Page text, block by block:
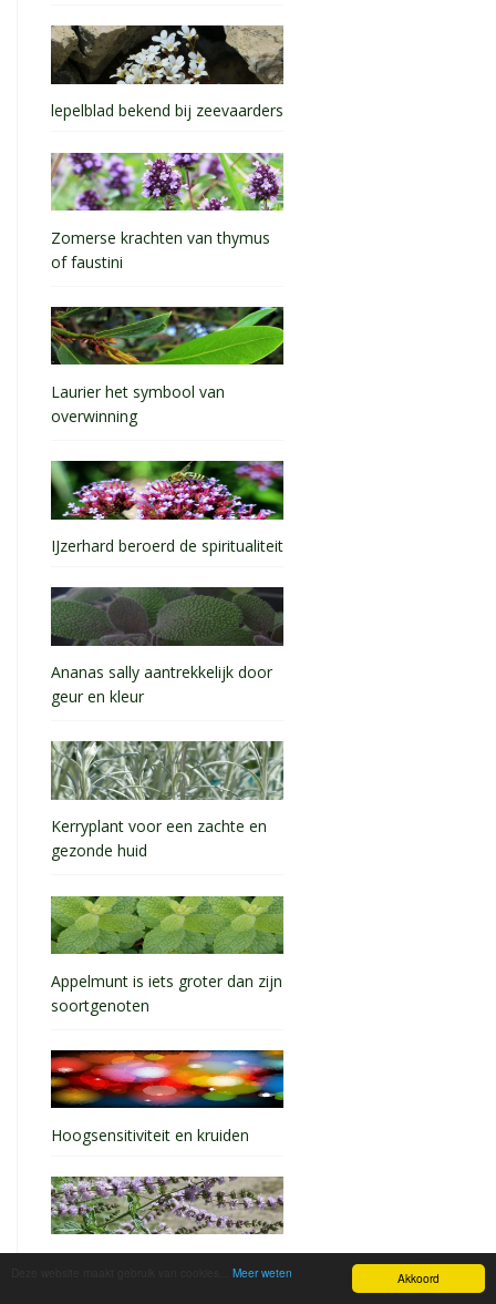
Akkoord
Meer weten
lepelblad bekend bij zeevaarders
Zomerse krachten van thymus
of faustini
Laurier het symbool van
overwinning
IJzerhard beroerd de spiritualiteit
Ananas sally aantrekkelijk door
geur en kleur
Kerryplant voor een zachte en
gezonde huid
Appelmunt is iets groter dan zijn
soortgenoten
Hoogsensitiviteit en kruiden